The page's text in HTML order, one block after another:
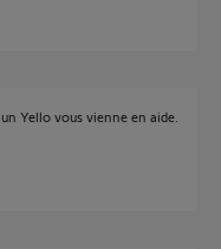
Yello vous vienne en aide.